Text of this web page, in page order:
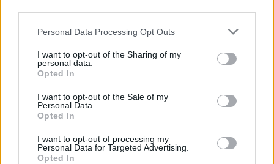
Personal Data Processing Opt Outs
I want to opt-out of the Sharing of my
personal data.
Opted In
I want to opt-out of the Sale of my
Personal Data.
Opted In
I want to opt-out of processing my
Personal Data for Targeted Advertising.
Opted In
Anemonia
13 år sedan
Åh, tack för receptet, har hört talas så mycket om
pulled pork men aldrig smakat det. Är det någon
speciell sorts barbequesås du använder?
Och hur mycket vitlök ska det vara, en hel eller en
klyfta?